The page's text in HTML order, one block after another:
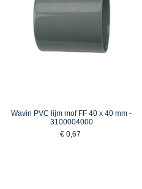
Wavin PVC lijm mof FF 40 x 40 mm -
3100004000
€ 0,67